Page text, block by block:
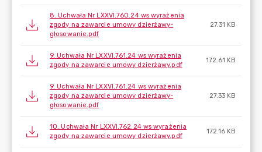
8. Uchwała Nr LXXVI.760.24 ws wyrażenia
zgody na zawarcie umowy dzierżawy-
głosowanie.pdf
27.31 KB
9. Uchwała Nr LXXVI.761.24 ws wyrażenia
zgody na zawarcie umowy dzierżawy.pdf
172.61 KB
9. Uchwała Nr LXXVI.761.24 ws wyrażenia
zgody na zawarcie umowy dzierżawy-
głosowanie.pdf
27.33 KB
10. Uchwała Nr LXXVI.762.24 ws wyrażenia
zgody na zawarcie umowy dzierżawy.pdf
172.16 KB